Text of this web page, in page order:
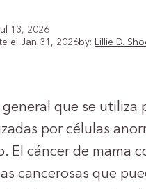
13, 2026
el Jan 31, 2026by: Lillie D.
que se
por células
El cáncer de mama
cancerosas que